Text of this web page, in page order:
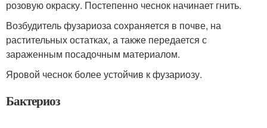
розовую окраску. Постепенно чеснок начинает гнить.
Возбудитель фузариоза сохраняется в почве, на
растительных остатках, а также передается с
зараженным посадочным материалом.
Яровой чеснок более устойчив к фузариозу.
Бактериоз